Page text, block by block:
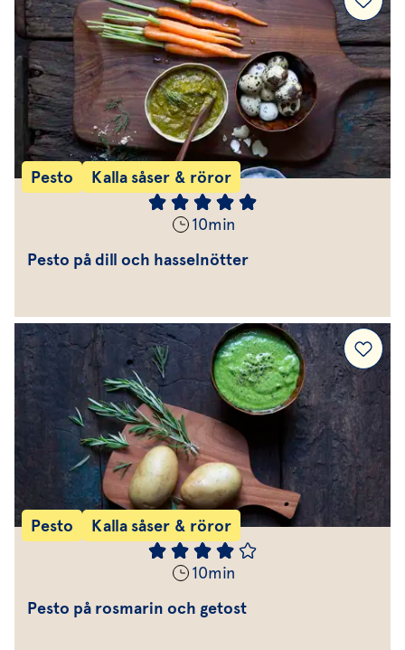
Pesto Kalla såser & röror
10min
Pesto på dill och hasselnötter
Pesto Kalla såser & röror
10min
Pesto på rosmarin och getost